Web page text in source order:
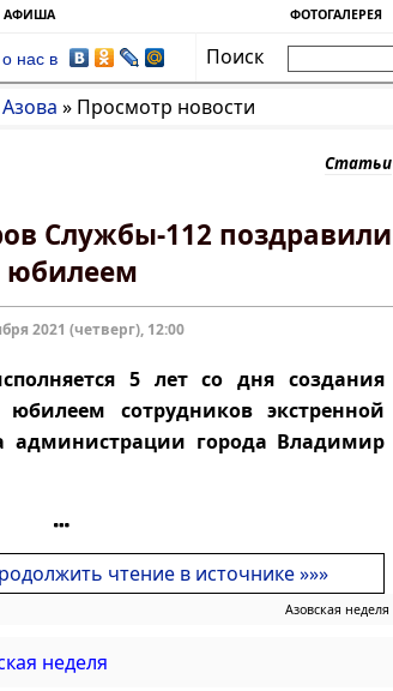
АФИША ФОТОГАЛЕРЕЯ
нас в
Поиск
» Просмотр новости
Статьи
Службы-112 поздравили
юбилеем
2021 (четверг), 12:00
5 лет со дня создания
сотрудников экстренной
администрации города Владимир
чтение в источнике »»»
Азовская неделя
неделя